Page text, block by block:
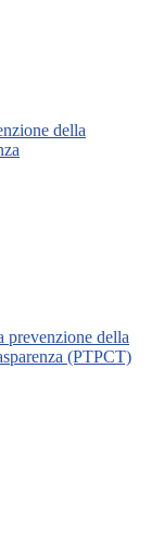
della
prevenzione della
(PTPCT)